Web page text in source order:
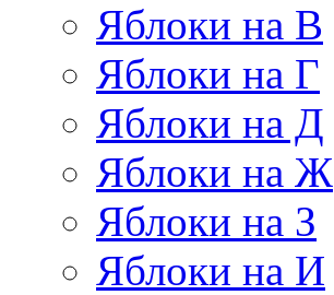
Яблоки на В
Яблоки на Г
Яблоки на Д
Яблоки на Ж
Яблоки на З
Яблоки на И